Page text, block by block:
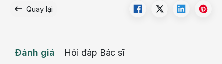
Quay lại
Đánh giá Hỏi đáp Bác sĩ